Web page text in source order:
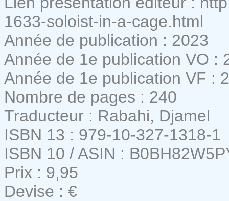
1633-soloist-in-a-cage.html
Année de publication : 2023
Année de 1e publication VO :
Année de 1e publication VF :
Nombre de pages : 240
Traducteur : Rabahi, Djamel
ISBN 13 : 979-10-327-1318-1
ISBN 10 / ASIN :
Prix : 9,95
Devise : €